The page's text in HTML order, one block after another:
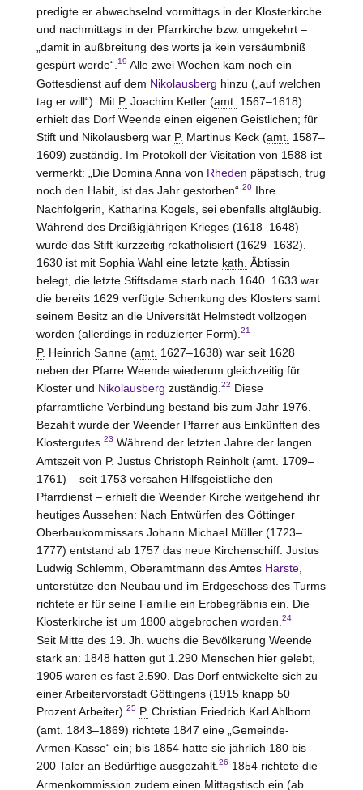
predigte er abwechselnd vormittags in der Klosterkirche
und nachmittags in der Pfarrkirche bzw. umgekehrt –
„damit in außbreitung des worts ja kein versäumbniß
gespürt werde“. 19 Alle zwei Wochen kam noch ein
Gottesdienst auf dem Nikolausberg hinzu („auf welchen
tag er will“). Mit P. Joachim Ketler (amt. 1567–1618)
erhielt das Dorf Weende einen eigenen Geistlichen; für
Stift und Nikolausberg war P. Martinus Keck (amt. 1587–
1609) zuständig. Im Protokoll der Visitation von 1588 ist
vermerkt: „Die Domina Anna von Rheden päpstisch, trug
noch den Habit, ist das Jahr gestorben“. 20Ihre
Nachfolgerin, Katharina Kogels, sei ebenfalls altgläubig.
Während des Dreißigjährigen Krieges (1618–1648)
wurde das Stift kurzzeitig rekatholisiert (1629–1632).
1630 ist mit Sophia Wahl eine letzte kath. Äbtissin
belegt, die letzte Stiftsdame starb nach 1640. 1633 war
die bereits 1629 verfügte Schenkung des Klosters samt
seinem Besitz an die Universität Helmstedt vollzogen
worden (allerdings in reduzierter Form). 21
P. Heinrich Sanne (amt. 1627–1638) war seit 1628
neben der Pfarre Weende wiederum gleichzeitig für
Kloster und Nikolausberg zuständig. 22 Diese
pfarramtliche Verbindung bestand bis zum Jahr 1976.
Bezahlt wurde der Weender Pfarrer aus Einkünften des
Klostergutes. 23 Während der letzten Jahre der langen
Amtszeit von P. Justus Christoph Reinholt (amt. 1709–
1761) – seit 1753 versahen Hilfsgeistliche den
Pfarrdienst – erhielt die Weender Kirche weitgehend ihr
heutiges Aussehen: Nach Entwürfen des Göttinger
Oberbaukommissars Johann Michael Müller (1723–
1777) entstand ab 1757 das neue Kirchenschiff. Justus
Ludwig Schlemm, Oberamtmann des Amtes Harste,
unterstütze den Neubau und im Erdgeschoss des Turms
richtete er für seine Familie ein Erbbegräbnis ein. Die
Klosterkirche ist um 1800 abgebrochen worden. 24
Seit Mitte des 19. Jh. wuchs die Bevölkerung Weende
stark an: 1848 hatten gut 1.290 Menschen hier gelebt,
1905 waren es fast 2.590. Das Dorf entwickelte sich zu
einer Arbeitervorstadt Göttingens (1915 knapp 50
Prozent Arbeiter). 25 P. Christian Friedrich Karl Ahlborn
(amt. 1843–1869) richtete 1847 eine „Gemeinde-
Armen-Kasse“ ein; bis 1854 hatte sie jährlich 180 bis
200 Taler an Bedürftige ausgezahlt. 26 1854 richtete die
Armenkommission zudem einen Mittagstisch ein (ab